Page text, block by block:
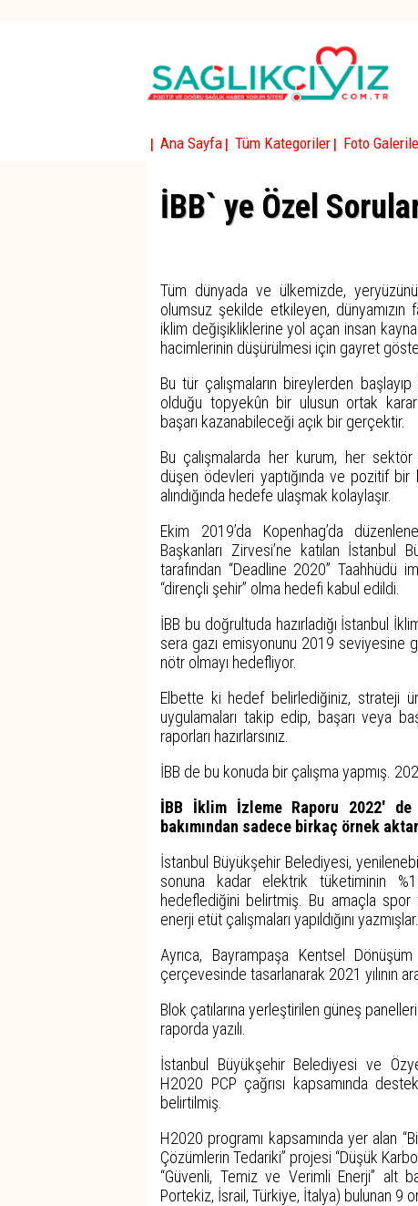
| Ana Sayfa | Tüm Kategoriler | Foto
İBB` ye Özel
Tüm dünyada ve ülkemizde,
olumsuz şekilde etkileyen, dünyamızın
iklim değişikliklerine yol açan insan
hacimlerinin düşürülmesi için gayret
Bu tür çalışmaların bireylerden
olduğu topyekûn bir ulusun ortak
başarı kazanabileceği açık bir gerçektir.
Bu çalışmalarda her kurum, her
düşen ödevleri yaptığında ve pozitif bir
alındığında hedefe ulaşmak kolaylaşır.
Ekim 2019’da Kopenhag’da
Başkanları Zirvesi’ne katılan İstanbul
tarafından “Deadline 2020” Taahhüdü
“dirençli şehir” olma hedefi kabul edildi.
İBB bu doğrultuda hazırladığı İstanbul
sera gazı emisyonunu 2019 seviyesine
nötr olmayı hedefliyor.
Elbette ki hedef belirlediğiniz, strateji
uygulamaları takip edip, başarı veya
raporları hazırlarsınız.
İBB de bu konuda bir çalışma yapmış.
İBB İklim İzleme Raporu 2022'
bakımından sadece birkaç örnek
İstanbul Büyükşehir Belediyesi,
sonuna kadar elektrik tüketiminin
hedeflediğini belirtmiş. Bu amaçla spor
enerji etüt çalışmaları yapıldığını yazmışlar.
Ayrıca, Bayrampaşa Kentsel
çerçevesinde tasarlanarak 2021 yılının
Blok çatılarına yerleştirilen güneş
raporda yazılı.
İstanbul Büyükşehir Belediyesi ve
H2020 PCP çağrısı kapsamında
belirtilmiş.
H2020 programı kapsamında yer alan
Çözümlerin Tedariki” projesi “Düşük
“Güvenli, Temiz ve Verimli Enerji” alt
Portekiz, İsrail, Türkiye, İtalya) bulunan 9